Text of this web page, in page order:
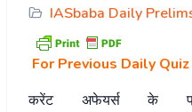
IASbaba Daily
For Previous Daily Quiz
करेंट अफेयर्स के